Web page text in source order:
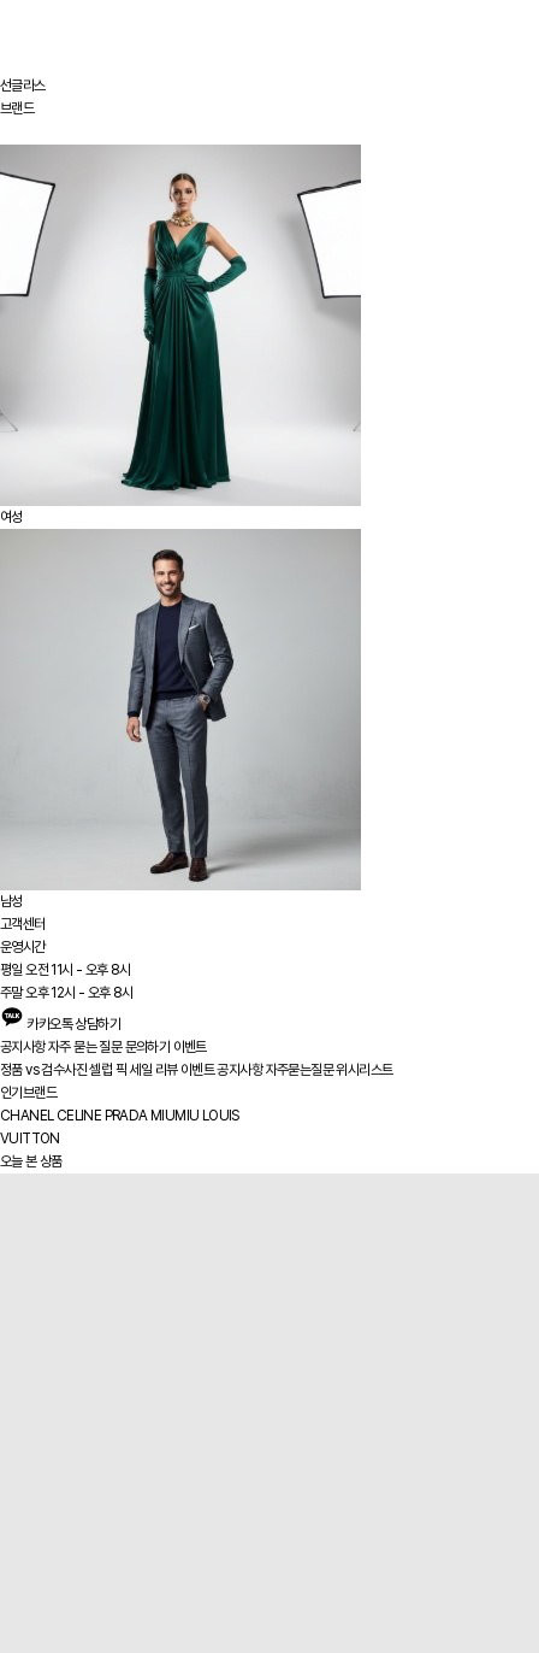
선글라스
브랜드
여성
남성
고객센터
운영시간
평일 오전 11시 - 오후 8시
주말 오후 12시 - 오후 8시
카카오톡 상담하기
공지사항자주 묻는 질문문의하기 이벤트
정품 vs검수사진셀럽 픽 세일 리뷰 이벤트공지사항 자주묻는질문위시리스트
인기브랜드
CHANEL CELINE PRADA MIUMIU LOUIS
VUITTON
오늘 본 상품